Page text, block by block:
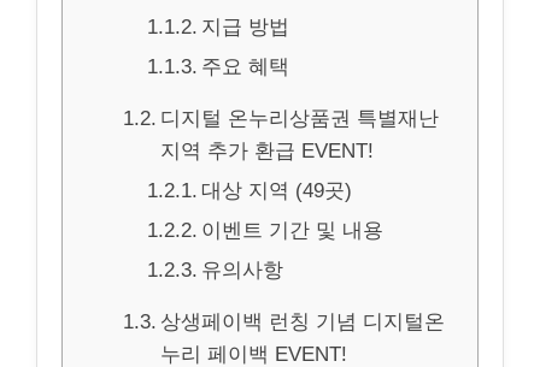
지급 방법
주요 혜택
디지털 온누리상품권 특별재난
지역 추가 환급 EVENT!
대상 지역 (49곳)
이벤트 기간 및 내용
유의사항
상생페이백 런칭 기념 디지털온
누리 페이백 EVENT!